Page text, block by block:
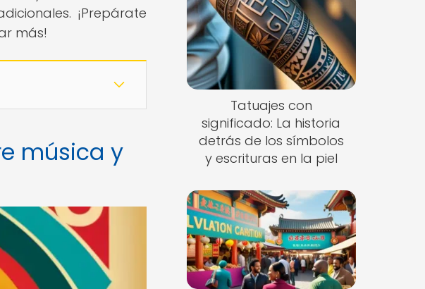
¡Prepárate
más!
música y
Tatuajes con
significado: La historia
detrás de los símbolos
y escrituras en la piel